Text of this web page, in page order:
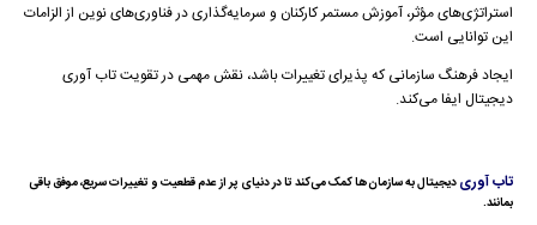
استراتژی‌های مؤثر، آموزش مستمر کارکنان و سرمایه‌گذاری در فناوری‌های نوین از الزامات
این توانایی است.
ایجاد فرهنگ سازمانی که پذیرای تغییرات باشد، نقش مهمی در تقویت تاب آوری
دیجیتال ایفا می‌کند.
تاب آوریدیجیتال به سازمان‌ها کمک می‌کند تا در دنیای پر از عدم قطعیت و تغییرات سریع، موفق باقی
بمانند.